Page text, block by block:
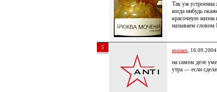
Так уж
когда нибудь
красочную жизнь
называем
5 mutant ,
на самом деле
утра — если